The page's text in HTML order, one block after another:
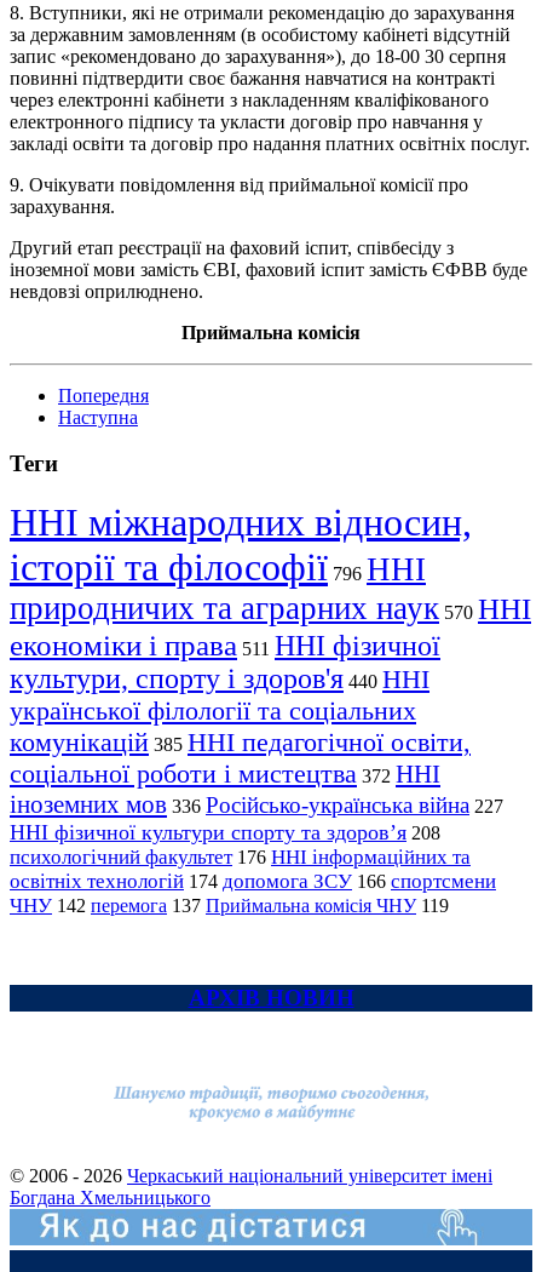
8. Вступники, які не отримали рекомендацію до зарахування
за державним замовленням (в особистому кабінеті відсутній
запис «рекомендовано до зарахування»), до 18-00 30 серпня
повинні підтвердити своє бажання навчатися на контракті
через електронні кабінети з накладенням кваліфікованого
електронного підпису та укласти договір про навчання у
закладі освіти та договір про надання платних освітніх послуг.
9. Очікувати повідомлення від приймальної комісії про
зарахування.
Другий етап реєстрації на фаховий іспит, співбесіду з
іноземної мови замість ЄВІ, фаховий іспит замість ЄФВВ буде
невдовзі оприлюднено.
Приймальна комісія
Попередня
Наступна
Теги
ННІ міжнародних відносин,
історії та філософії 796 ННІ
природничих та аграрних наук 570 ННІ
економіки і права 511 ННІ фізичної
культури, спорту і здоров'я 440 ННІ
української філології та соціальних
комунікацій 385 ННІ педагогічної освіти,
соціальної роботи і мистецтва 372 ННІ
іноземних мов 336 Російсько-українська війна 227
ННІ фізичної культури спорту та здоров’я 208
психологічний факультет 176 ННІ інформаційних та
освітніх технологій 174 допомога ЗСУ 166 спортсмени
ЧНУ 142 перемога 137 Приймальна комісія ЧНУ 119
АРХІВ НОВИН
© 2006 - 2026 Черкаський національний університет імені
Богдана Хмельницького